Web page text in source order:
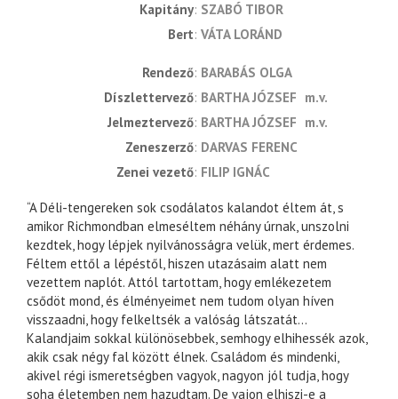
Kapitány SZABÓ TIBOR
Bert VÁTA LORÁND
rendező BARABÁS OLGA
díszlettervező BARTHA JÓZSEF m.v.
jelmeztervező BARTHA JÓZSEF m.v.
zeneszerző DARVAS FERENC
zenei vezető FILIP IGNÁC
“A Déli-tengereken sok csodálatos kalandot éltem át, s
amikor Richmondban elmeséltem néhány úrnak, unszolni
kezdtek, hogy lépjek nyilvánosságra velük, mert érdemes.
Féltem ettől a lépéstől, hiszen utazásaim alatt nem
vezettem naplót. Attól tartottam, hogy emlékezetem
csődöt mond, és élményeimet nem tudom olyan híven
visszaadni, hogy felkeltsék a valóság látszatát...
Kalandjaim sokkal különösebbek, semhogy elhihessék azok,
akik csak négy fal között élnek. Családom és mindenki,
akivel régi ismeretségben vagyok, nagyon jól tudja, hogy
soha életemben nem hazudtam. De vajon elhiszi-e a